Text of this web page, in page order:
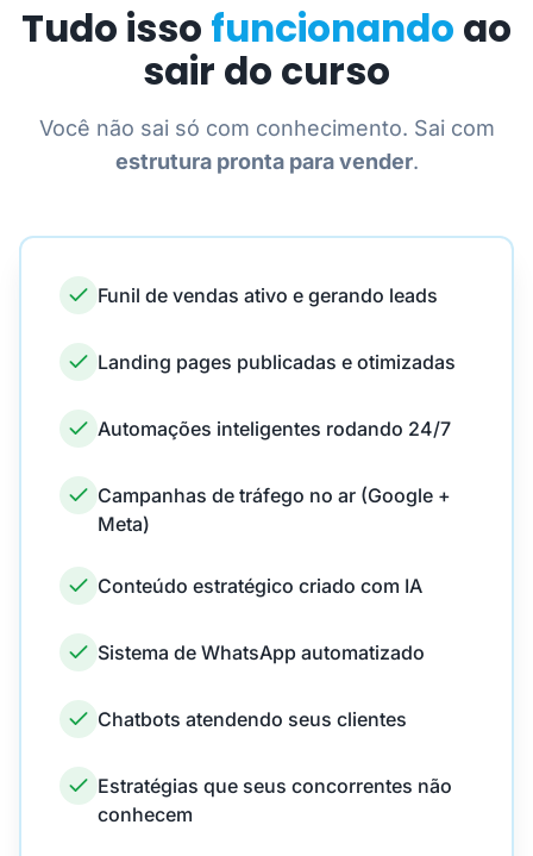
Tudo isso funcionando ao
sair do curso
Você não sai só com conhecimento. Sai com
estrutura pronta para vender.
Funil de vendas ativo e gerando leads
Landing pages publicadas e otimizadas
Automações inteligentes rodando 24/7
Campanhas de tráfego no ar (Google +
Meta)
Conteúdo estratégico criado com IA
Sistema de WhatsApp automatizado
Chatbots atendendo seus clientes
Estratégias que seus concorrentes não
conhecem